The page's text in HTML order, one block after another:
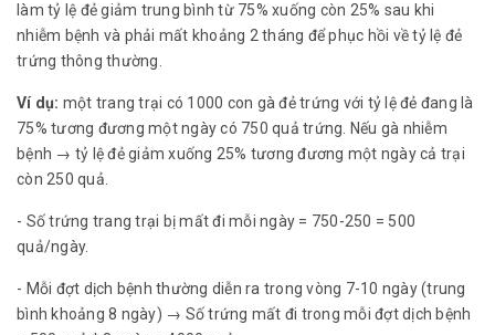
làm tỷ lệ đẻ giảm trung bình từ 75% xuống còn 25% sau khi
nhiễm bệnh và phải mất khoảng 2 tháng để phục hồi về tỷ lệ đẻ
trứng thông thường.
Ví dụ: một trang trại có 1000 con gà đẻ trứng với tỷ lệ đẻ đang là
75% tương đương một ngày có 750 quả trứng. Nếu gà nhiễm
bệnh → tỷ lệ đẻ giảm xuống 25% tương đương một ngày cả trại
còn 250 quả.
- Số trứng trang trại bị mất đi mỗi ngày = 750-250 = 500
quả/ngày.
- Mỗi đợt dịch bệnh thường diễn ra trong vòng 7-10 ngày (trung
bình khoảng 8 ngày) → Số trứng mất đi trong mỗi đợt dịch bệnh